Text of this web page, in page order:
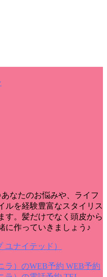
なたのお悩みや、ライフ
ルを経験豊富なスタイリス
す。髪だけでなく頭皮から
に作っていきましょう♪
WEB予約